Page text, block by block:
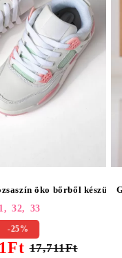
öko bőrből készült
32, 33
-25%
17,711Ft